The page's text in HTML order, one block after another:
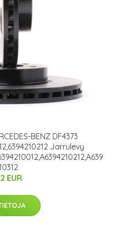
BENZ DF4373
Jarrulevy
EUR